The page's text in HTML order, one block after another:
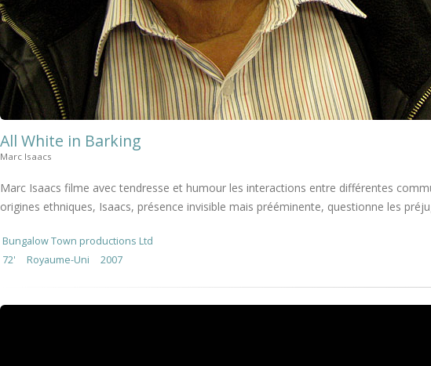
All White in Barking
Marc Isaacs
Marc Isaacs filme avec tendresse et humour les interactions entre différentes
origines ethniques, Isaacs, présence invisible mais prééminente, questionne les
Bungalow Town productions Ltd
72'
Royaume-Uni 2007